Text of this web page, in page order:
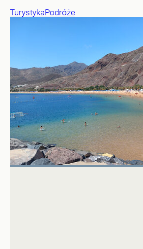
TurystykaPodróże